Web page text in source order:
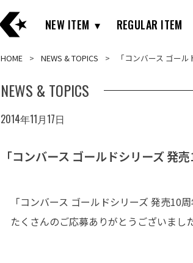
NEW ITEM REGULAR ITEM
HOME NEWS & TOPICS 「コンバース ゴー
NEWS & TOPICS
2014年11月17日
「コンバース ゴールドシリーズ 発
「コンバース ゴールドシリーズ 発売10
たくさんのご応募ありがとうございました